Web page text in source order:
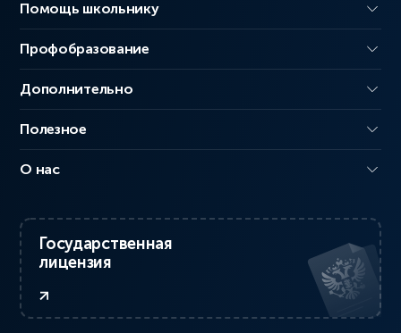
Помощь школьнику
Профобразование
Дополнительно
Полезное
О нас
Государственная
лицензия